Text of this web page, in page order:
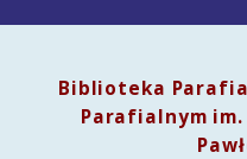
Biblioteka
Parafialnym im.